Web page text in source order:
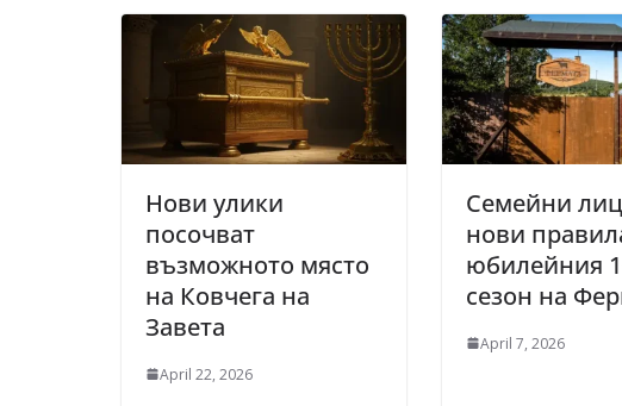
Нови улики
посочват
възможното място
на Ковчега на
Завета
April 22, 2026
Семейни
нови
юбилейния
сезон на
April 7, 2026